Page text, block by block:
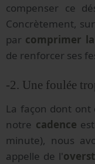
compenser ce
Concrètement,
par comprimer
de renforcer ses
-2. Une foulée
La façon dont
notre cadence
minute), nous
appelle de l'